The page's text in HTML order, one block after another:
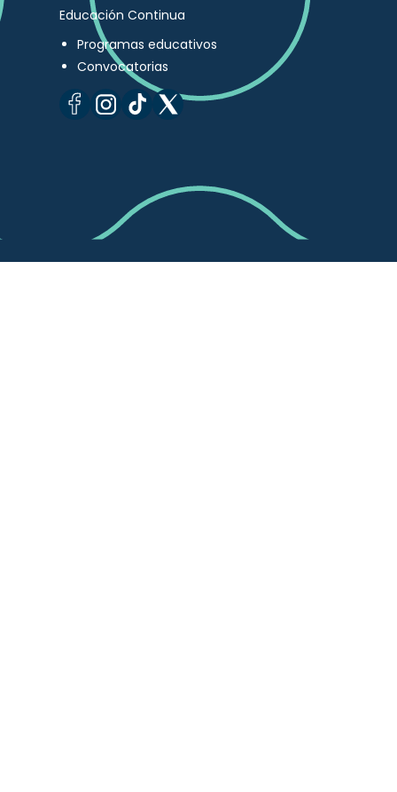
Educación Continua
Programas educativos
Convocatorias